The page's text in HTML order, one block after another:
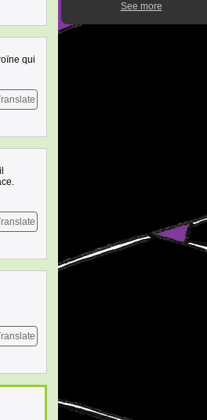
qui
See more